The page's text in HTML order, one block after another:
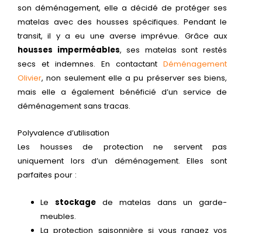
son déménagement, elle a décidé de protéger ses
matelas avec des housses spécifiques. Pendant le
transit, il y a eu une averse imprévue. Grâce aux
housses imperméables, ses matelas sont restés
secs et indemnes. En contactant Déménagement
Olivier, non seulement elle a pu préserver ses biens,
mais elle a également bénéficié d’un service de
déménagement sans tracas.
Polyvalence d’utilisation
Les housses de protection ne servent pas
uniquement lors d’un déménagement. Elles sont
parfaites pour :
Lestockage de matelas dans un garde-
meubles.
La protection saisonnière si vous rangez vos